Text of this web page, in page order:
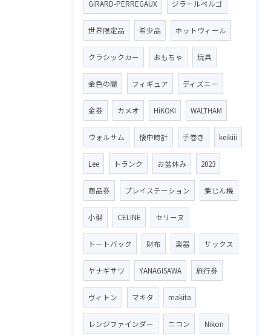
GIRARD-PERREGAUX ジラールペルゴ
世界限定品 希少品 ホットウィール
クラシックカー おもちゃ 玩具
金色の闇 フィギュア ディズニー
金券 カメオ HiKOKI WALTHAM
ウォルサム 懐中時計 手巻き keikiii
Lee トランク お盆休み 2023
商品券 プレイステーション 集じん機
小型 CELINE セリーヌ
トートバック 財布 楽器 サックス
ヤナギサワ YANAGISAWA 旅行券
ヴィトン マキタ makita
レンジファインダー ニコン Nikon